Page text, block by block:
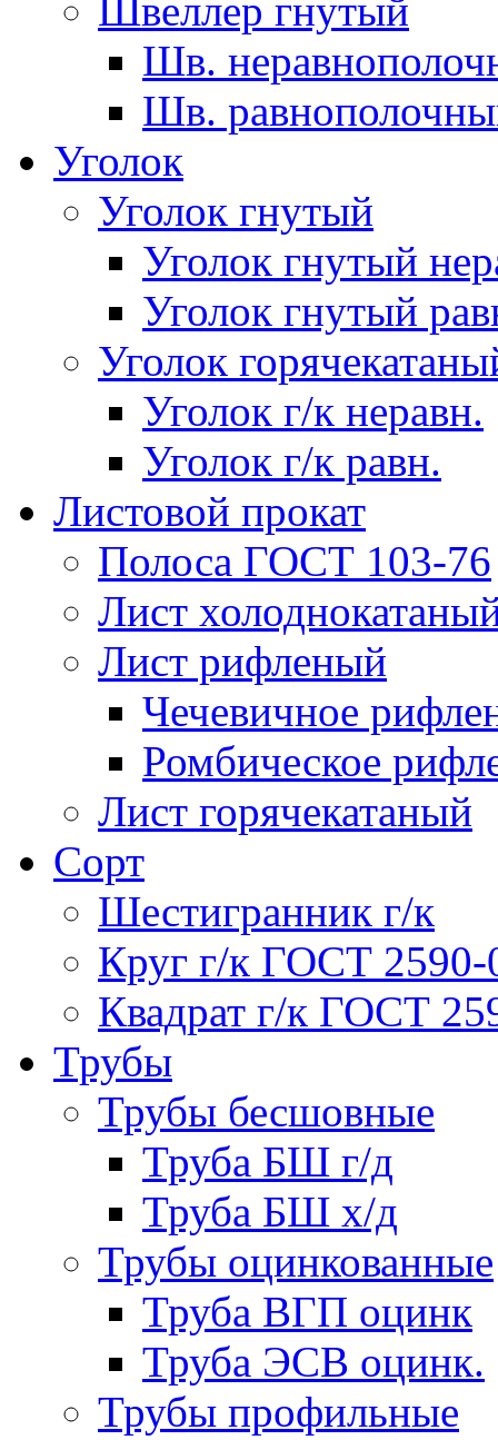
Швеллер гнутый
Шв.
Шв.
Уголок
Уголок гнутый
Уголок гнутый
Уголок гнутый
Уголок
Уголок г/к неравн.
Уголок г/к равн.
Листовой прокат
Полоса ГОСТ 103-76
Лист
Лист рифленый
Чечевичное
Ромбическое
Лист горячекатаный
Сорт
Шестигранник г/к
Круг г/к ГОСТ 2590-
Квадрат г/к ГОСТ
Трубы
Трубы бесшовные
Труба БШ г/д
Труба БШ х/д
Трубы оцинкованные
Труба ВГП оцинк
Труба ЭСВ оцинк.
Трубы профильные